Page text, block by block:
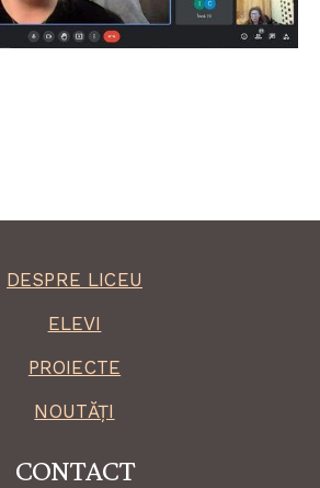
DESPRE LICEU
ELEVI
PROIECTE
NOUTĂȚI
CONTACT